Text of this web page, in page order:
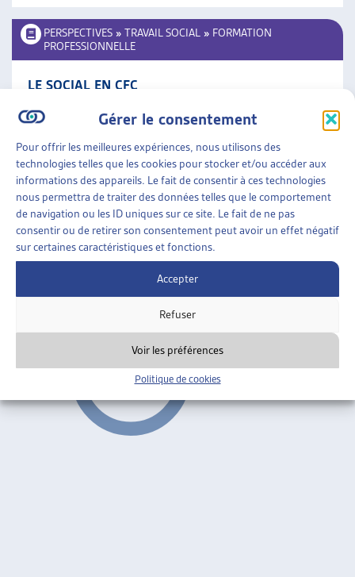
Gérer le consentement
Pour offrir les meilleures expériences, nous utilisons des
technologies telles que les cookies pour stocker et/ou accéder aux
informations des appareils. Le fait de consentir à ces technologies
nous permettra de traiter des données telles que le comportement
de navigation ou les ID uniques sur ce site. Le fait de ne pas
consentir ou de retirer son consentement peut avoir un effet négatif
sur certaines caractéristiques et fonctions.
Accepter
Refuser
Voir les préférences
Politique de cookies
PERSPECTIVES » TRAVAIL SOCIAL » FORMATION
PROFESSIONNELLE
LE SOCIAL EN CFC
Formation professionnelle
PERSPECTIVES»TRAVAIL SOCIAL»FORMATION
PROFESSIONNELLE
RÉFÉRENTIEL DE COMPÉTENCE
Formation professionnelle